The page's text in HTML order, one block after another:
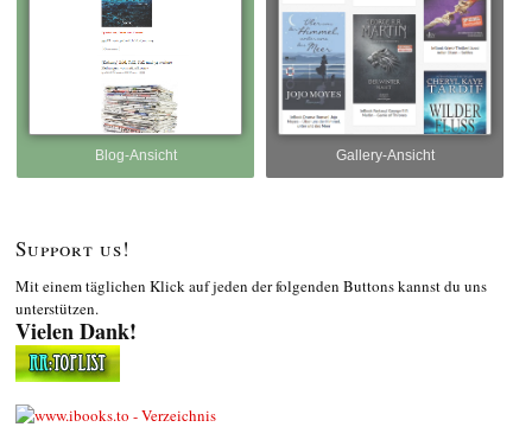
Blog-Ansicht Gallery-Ansicht
Support us!
Mit einem täglichen Klick auf jeden der folgenden Buttons kannst du uns
unterstützen.
Vielen Dank!